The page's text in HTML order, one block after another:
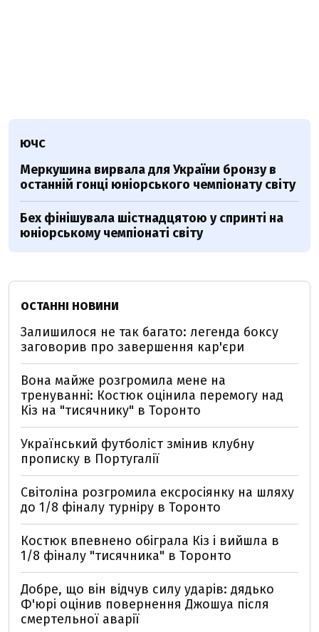
ЮЧС
Меркушина вирвала для України бронзу в
останній гонці юніорського чемпіонату світу
Бех фінішувала шістнадцятою у спринті на
юніорському чемпіонаті світу
ОСТАННІ НОВИНИ
Залишилося не так багато: легенда боксу
заговорив про завершення кар'єри
Вона майже розгромила мене на
тренуванні: Костюк оцінила перемогу над
Кіз на "тисячнику" в Торонто
Український футболіст змінив клубну
прописку в Португалії
Світоліна розгромила ексросіянку на шляху
до 1/8 фіналу турніру в Торонто
Костюк впевнено обіграла Кіз і вийшла в
1/8 фіналу "тисячника" в Торонто
Добре, що він відчув силу ударів: дядько
Ф'юрі оцінив повернення Джошуа після
смертельної аварії